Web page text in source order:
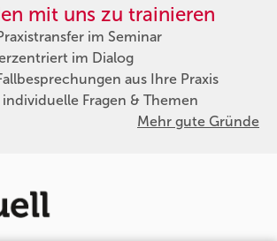
mit uns zu trainieren
im Seminar
im Dialog
aus Ihre Praxis
Fragen & Themen
Mehr gute Gründe